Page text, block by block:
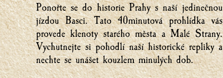
Ponořte se do historie Prahy s naší jedinečnou
jízdou Basci. Tato 40minutová prohlídka vás
provede klenoty starého města a Malé Strany.
Vychutnejte si pohodlí naší historické repliky a
nechte se unášet kouzlem minulých dob.